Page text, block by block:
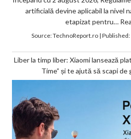
artificială devine aplicabil la nivel
etapizat pentru…
Source:TechnoReport.ro| Published:
Liber la timp liber: Xiaomi lansează
Time” și te ajută să scapi de